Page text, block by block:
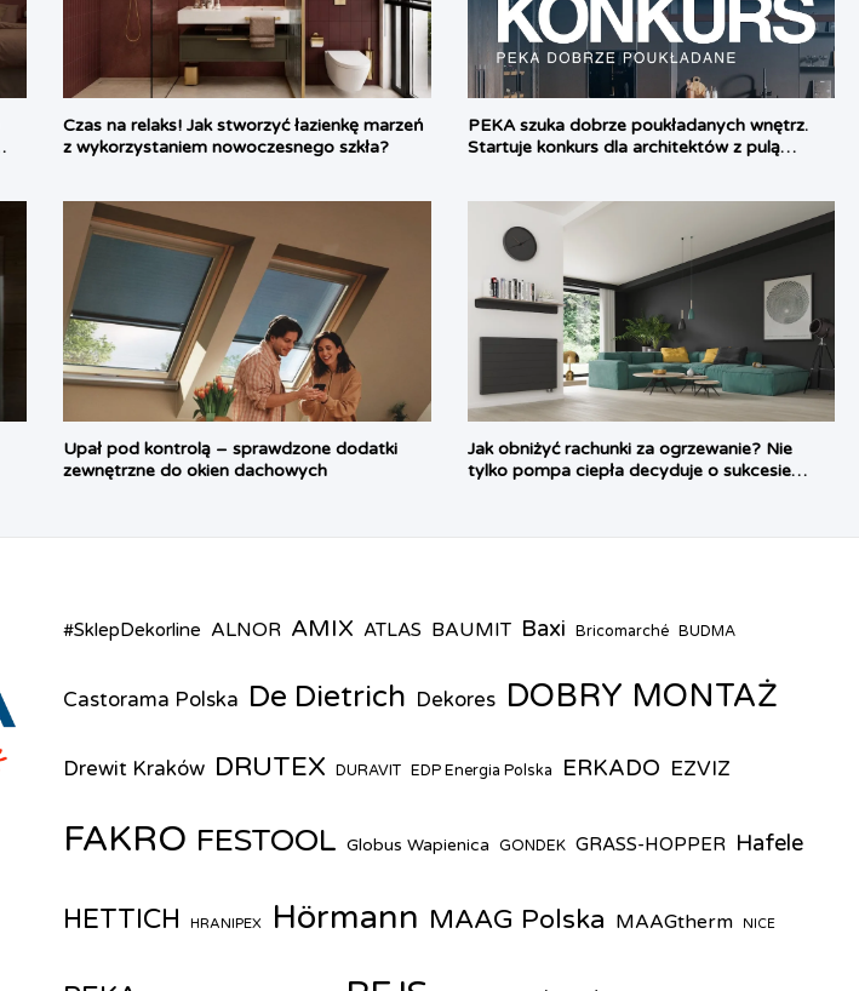
Czas na relaks! Jak stworzyć łazienkę marzeń
z wykorzystaniem nowoczesnego szkła?
PEKA szuka dobrze poukładanych wnętrz.
Startuje konkurs dla architektów z pulą
Upał pod kontrolą – sprawdzone dodatki
zewnętrzne do okien dachowych
Jak obniżyć rachunki za ogrzewanie? Nie
tylko pompa ciepła decyduje o sukcesie
#SklepDekorline ALNOR AMIX ATLAS BAUMIT Baxi Bricomarché BUDMA
Castorama Polska De Dietrich Dekores DOBRY MONTAŻ
Drewit Kraków DRUTEX DURAVIT EDP Energia Polska ERKADO EZVIZ
FAKRO FESTOOL Globus Wapienica GONDEK GRASS-HOPPER Hafele
HETTICH HRANIPEX Hörmann MAAG Polska MAAGtherm NICE